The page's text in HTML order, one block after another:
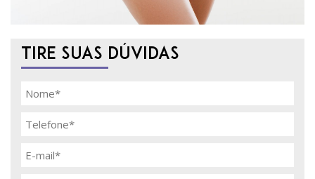
TIRE SUAS DÚVIDAS